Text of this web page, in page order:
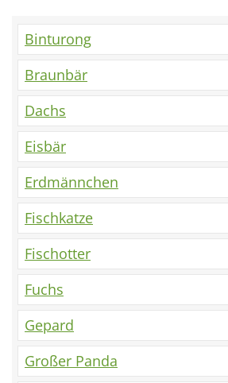
Binturong
Braunbär
Dachs
Eisbär
Erdmännchen
Fischkatze
Fischotter
Fuchs
Gepard
Großer Panda